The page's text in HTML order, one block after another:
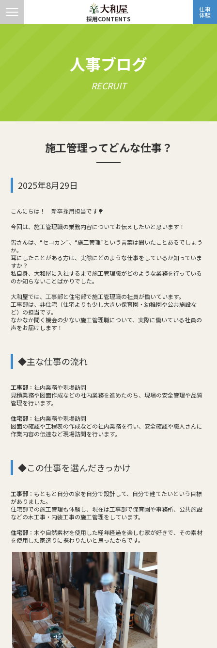
採用CONTENTS
仕事
体験
人事ブログ
RECRUIT
施工管理ってどんな仕事？
2025年8月29日
こんにちは！ 新卒採用担当です🌳
今回は、施工管理職の業務内容についてお伝えしたいと思います！
皆さんは、“セコカン”、“施工管理”という言葉は聞いたことあるでしょう
か。
耳にしたことがある方は、実際にどのような仕事をしているか知っていま
すか？
私自身、大和屋に入社するまで施工管理職がどのような業務を行っている
のか知らないことばかりでした。
大和屋では、工事部と住宅部で施工管理職の社員が働いています。
工事部は、非住宅（住宅よりも少し大きい保育園・幼稚園や公共施設な
ど）の担当です。
なかなか聞く機会の少ない施工管理職について、実際に働いている社員の
声をお届けします！
◆主な仕事の流れ
工事部 ：社内業務や現場訪問
見積業務や図面作成などの社内業務を進めたのち、現場の安全管理や品質
管理を行います。
住宅部 ：社内業務や現場訪問
図面の確認や工程表の作成などの社内業務を行い、安全確認や職人さんに
作業内容の伝達など現場訪問を行います。
◆この仕事を選んだきっかけ
工事部 ：もともと自分の家を自分で設計して、自分で建てたいという目標
がありました。
住宅部での施工管理も体験し、現在は工事部で保育園や事務所、公共施設
などの木工事・内装工事の施工管理をしています。
住宅部 ：木や自然素材を使用した経年経過を楽しむ家が好きで、その素材
を使用した家造りに携わりたいと思ったからです。